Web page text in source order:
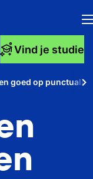
Vind je studie
goed op